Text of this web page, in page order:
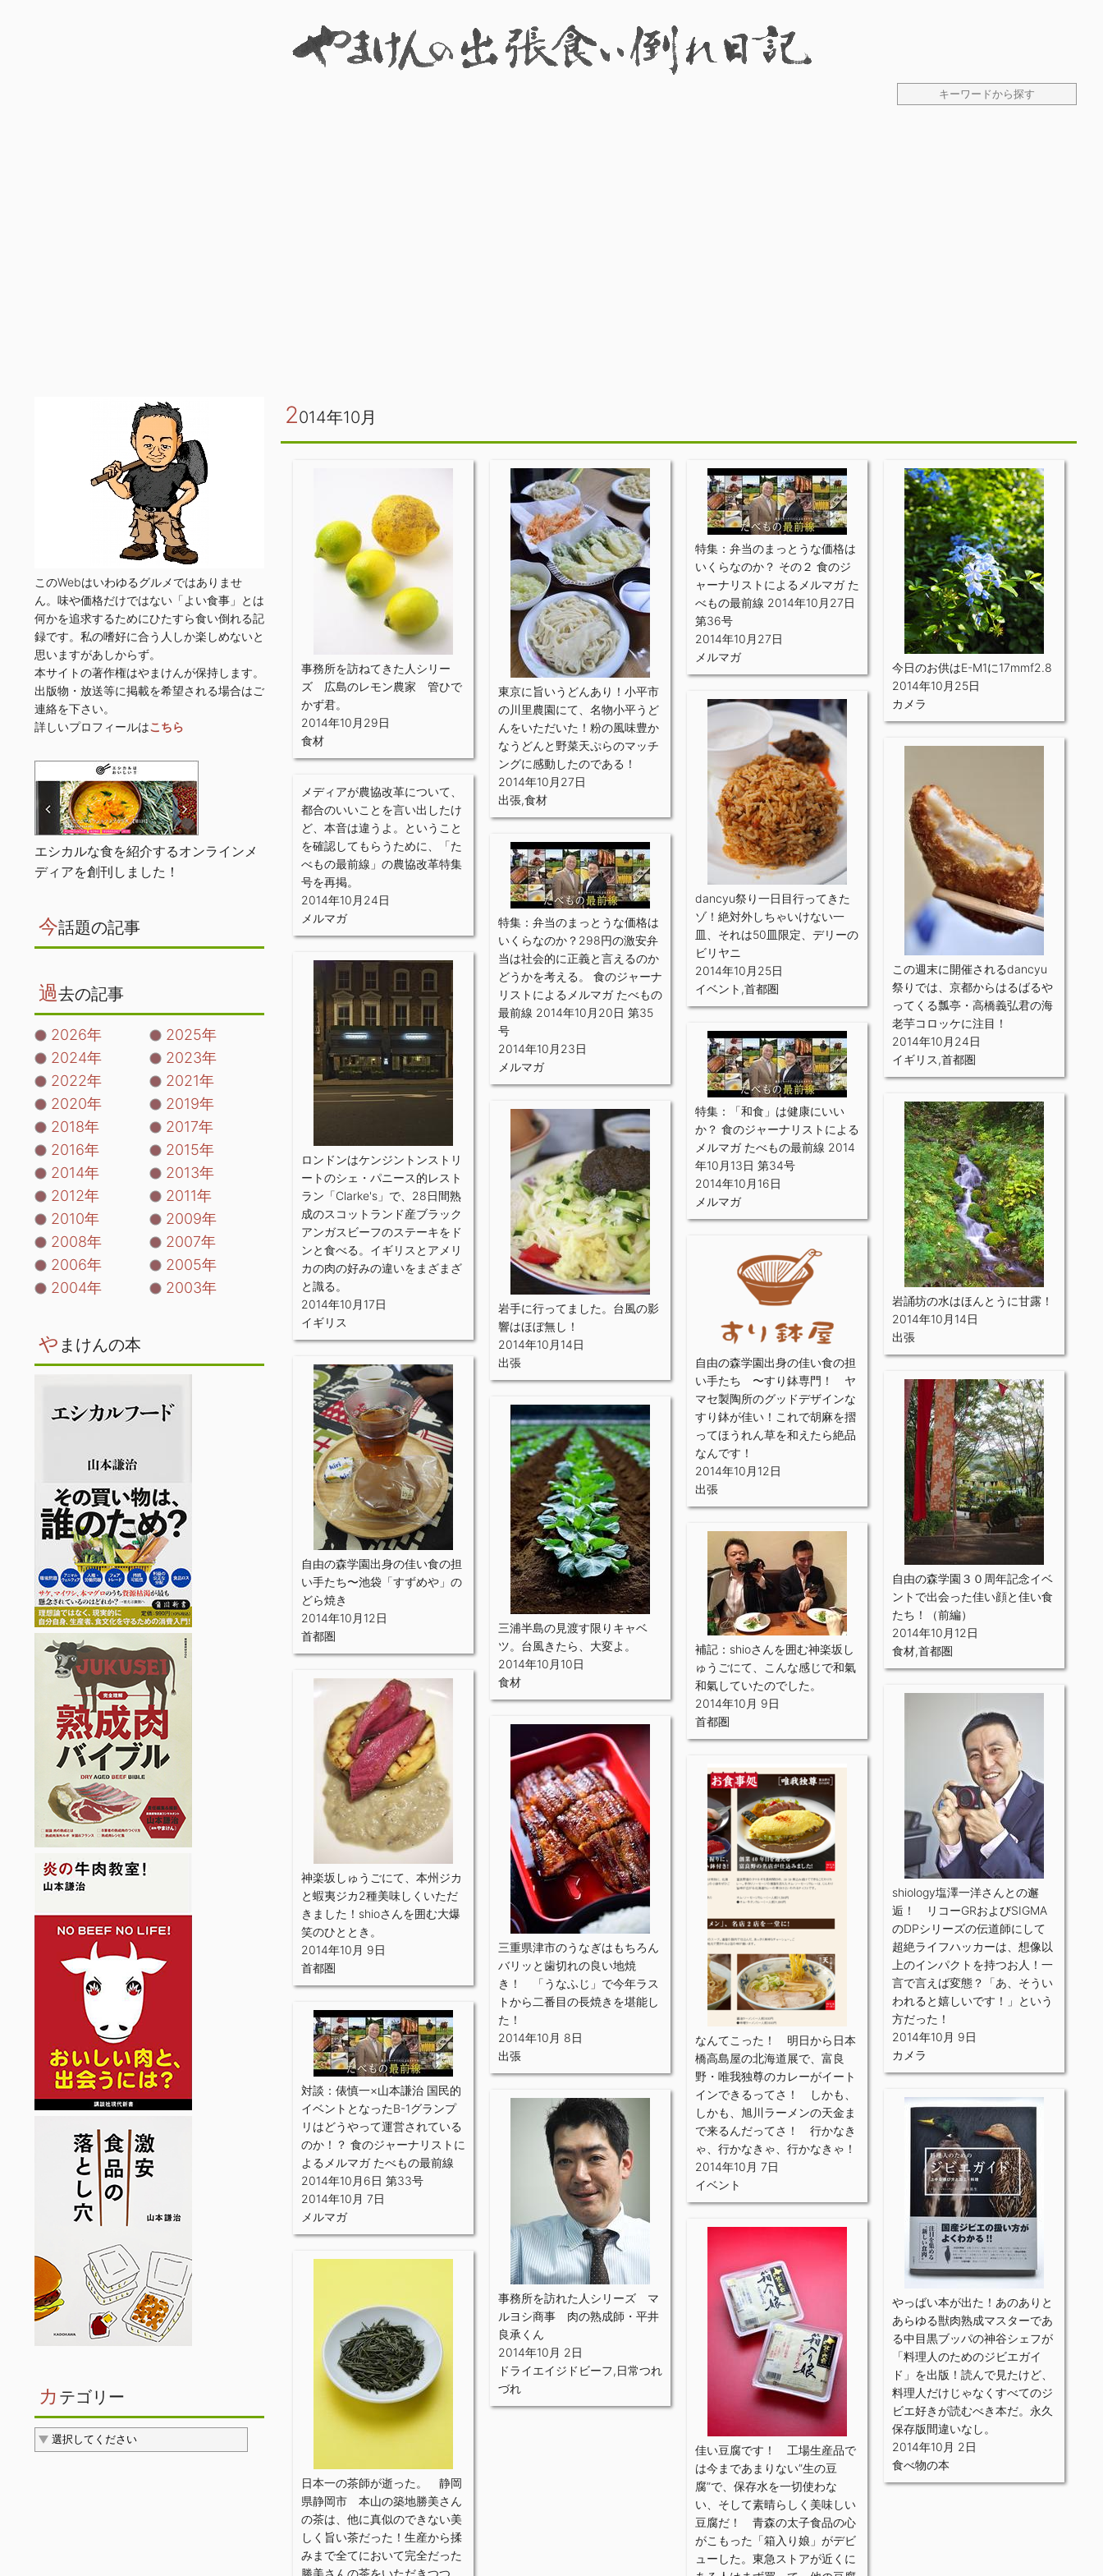
2014年10月
事務所を訪ねてきた人シリー
ズ 広島のレモン農家 管ひで
かず君。
2014年10月29日
食材
東京に旨いうどんあり！小平市
の川里農園にて、名物小平うど
んをいただいた！粉の風味豊か
なうどんと野菜天ぷらのマッチ
ングに感動したのである！
2014年10月27日
出張,食材
特集：弁当のまっとうな価格は
いくらなのか？ その２ 食のジ
ャーナリストによるメルマガ た
べもの最前線 2014年10月27日
第36号
2014年10月27日
メルマガ
今日のお供はE-M1に17mmf2.8
2014年10月25日
カメラ
dancyu祭り一日目行ってきた
ゾ！絶対外しちゃいけない一
皿、それは50皿限定、デリーの
ビリヤニ
2014年10月25日
イベント ,首都圏
この週末に開催されるdancyu
祭りでは、京都からはるばるや
ってくる瓢亭・高橋義弘君の海
老芋コロッケに注目！
2014年10月24日
イギリス,首都圏
メディアが農協改革について、
都合のいいことを言い出したけ
ど、本音は違うよ。ということ
を確認してもらうために、「た
べもの最前線」の農協改革特集
号を再掲。
2014年10月24日
メルマガ
特集：弁当のまっとうな価格は
いくらなのか？298円の激安弁
当は社会的に正義と言えるのか
どうかを考える。 食のジャーナ
リストによるメルマガ たべもの
最前線 2014年10月20日 第35
号
2014年10月23日
メルマガ
ロンドンはケンジントンストリ
ートのシェ・パニース的レスト
ラン「Clarke's」で、28日間熟
成のスコットランド産ブラック
アンガスビーフのステーキをド
ンと食べる。イギリスとアメリ
カの肉の好みの違いをまざまざ
と識る。
2014年10月17日
イギリス
特集：「和食」は健康にいい
か？ 食のジャーナリストによる
メルマガ たべもの最前線 2014
年10月13日 第34号
2014年10月16日
メルマガ
岩誦坊の水はほんとうに甘露！
2014年10月14日
出張
岩手に行ってました。台風の影
響はほぼ無し！
2014年10月14日
出張
自由の森学園出身の佳い食の担
い手たち 〜すり鉢専門！ ヤ
マセ製陶所のグッドデザインな
すり鉢が佳い！これで胡麻を摺
ってほうれん草を和えたら絶品
なんです！
2014年10月12日
出張
自由の森学園出身の佳い食の担
い手たち〜池袋「すずめや」の
どら焼き
2014年10月12日
首都圏
自由の森学園３０周年記念イベ
ントで出会った佳い顔と佳い食
たち！（前編）
2014年10月12日
食材,首都圏
三浦半島の見渡す限りキャベ
ツ。台風きたら、大変よ。
2014年10月10日
食材
補記：shioさんを囲む神楽坂し
ゅうごにて、こんな感じで和氣
和氣していたのでした。
2014年10月 9日
首都圏
神楽坂しゅうごにて、本州ジカ
と蝦夷ジカ2種美味しくいただ
きました！shioさんを囲む大爆
笑のひととき。
2014年10月 9日
首都圏
shiology塩澤一洋さんとの邂
逅！ リコーGRおよびSIGMA
のDPシリーズの伝道師にして
超絶ライフハッカーは、想像以
上のインパクトを持つお人！一
言で言えば変態？「あ、そうい
われると嬉しいです！」という
方だった！
2014年10月 9日
カメラ
三重県津市のうなぎはもちろん
バリッと歯切れの良い地焼
き！ 「うなふじ」で今年ラス
トから二番目の長焼きを堪能し
た！
2014年10月 8日
出張
なんてこった！ 明日から日本
橋高島屋の北海道展で、富良
野・唯我独尊のカレーがイート
インできるってさ！ しかも、
しかも、旭川ラーメンの天金ま
で来るんだってさ！ 行かなき
ゃ、行かなきゃ、行かなきゃ！
2014年10月 7日
イベント
対談：俵慎一×山本謙治 国民的
イベントとなったB-1グランプ
リはどうやって運営されている
のか！？ 食のジャーナリストに
よるメルマガ たべもの最前線
2014年10月6日 第33号
2014年10月 7日
メルマガ
やっばい本が出た！あのありと
あらゆる獣肉熟成マスターであ
る中目黒ブッパの神谷シェフが
「料理人のためのジビエガイ
ド」を出版！読んで見たけど、
料理人だけじゃなくすべてのジ
ビエ好きが読むべき本だ。永久
保存版間違いなし。
2014年10月 2日
食べ物の本
事務所を訪れた人シリーズ マ
ルヨシ商事 肉の熟成師・平井
良承くん
2014年10月 2日
ドライエイジドビーフ,日常つれ
づれ
佳い豆腐です！ 工場生産品で
は今まであまりない”生の豆
腐”で、保存水を一切使わな
い、そして素晴らしく美味しい
豆腐だ！ 青森の太子食品の心
がこもった「箱入り娘」がデビ
ューした。東急ストアが近くに
日本一の茶師が逝った。 静岡
県静岡市 本山の築地勝美さん
の茶は、他に真似のできない美
しく旨い茶だった！生産から揉
みまで全てにおいて完全だった
勝美さんの茶をいただきつつ、
このWebはいわゆるグルメではありませ
ん。味や価格だけではない「よい食事」とは
何かを追求するためにひたすら食い倒れる記
録です。私の嗜好に合う人しか楽しめないと
思いますがあしからず。
本サイトの著作権はやまけんが保持します。
出版物・放送等に掲載を希望される場合はご
連絡を下さい。
詳しいプロフィールはこちら
エシカルな食を紹介するオンラインメ
ディアを創刊しました！
今話題の記事
過去の記事
2026年
2025年
2024年
2023年
2022年
2021年
2020年
2019年
2018年
2017年
2016年
2015年
2014年
2013年
2012年
2011年
2010年
2009年
2008年
2007年
2006年
2005年
2004年
2003年
や まけんの本
カ テゴリー